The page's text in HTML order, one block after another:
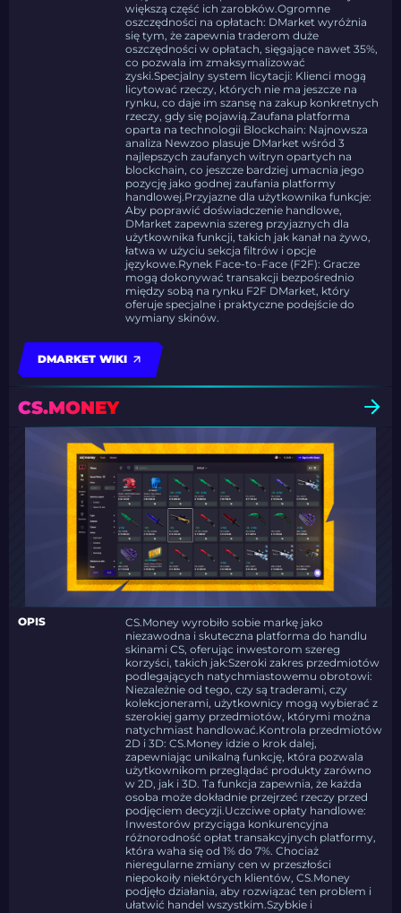
większą część ich zarobków.Ogromne
oszczędności na opłatach: DMarket wyróżnia
się tym, że zapewnia traderom duże
oszczędności w opłatach, sięgające nawet 35%,
co pozwala im zmaksymalizować
zyski.Specjalny system licytacji: Klienci mogą
licytować rzeczy, których nie ma jeszcze na
rynku, co daje im szansę na zakup konkretnych
rzeczy, gdy się pojawią.Zaufana platforma
oparta na technologii Blockchain: Najnowsza
analiza Newzoo plasuje DMarket wśród 3
najlepszych zaufanych witryn opartych na
blockchain, co jeszcze bardziej umacnia jego
pozycję jako godnej zaufania platformy
handlowej.Przyjazne dla użytkownika funkcje:
Aby poprawić doświadczenie handlowe,
DMarket zapewnia szereg przyjaznych dla
użytkownika funkcji, takich jak kanał na żywo,
łatwa w użyciu sekcja filtrów i opcje
językowe.Rynek Face-to-Face (F2F): Gracze
mogą dokonywać transakcji bezpośrednio
między sobą na rynku F2F DMarket, który
oferuje specjalne i praktyczne podejście do
wymiany skinów.
DMARKET WIKI
CS.MONEY
OPIS
CS.Money wyrobiło sobie markę jako
niezawodna i skuteczna platforma do handlu
skinami CS, oferując inwestorom szereg
korzyści, takich jak:Szeroki zakres przedmiotów
podlegających natychmiastowemu obrotowi:
Niezależnie od tego, czy są traderami, czy
kolekcjonerami, użytkownicy mogą wybierać z
szerokiej gamy przedmiotów, którymi można
natychmiast handlować.Kontrola przedmiotów
2D i 3D: CS.Money idzie o krok dalej,
zapewniając unikalną funkcję, która pozwala
użytkownikom przeglądać produkty zarówno
w 2D, jak i 3D. Ta funkcja zapewnia, że każda
osoba może dokładnie przejrzeć rzeczy przed
podjęciem decyzji.Uczciwe opłaty handlowe:
Inwestorów przyciąga konkurencyjna
różnorodność opłat transakcyjnych platformy,
która waha się od 1% do 7%. Chociaż
nieregularne zmiany cen w przeszłości
niepokoiły niektórych klientów, CS.Money
podjęło działania, aby rozwiązać ten problem i
ułatwić handel wszystkim.Szybkie i